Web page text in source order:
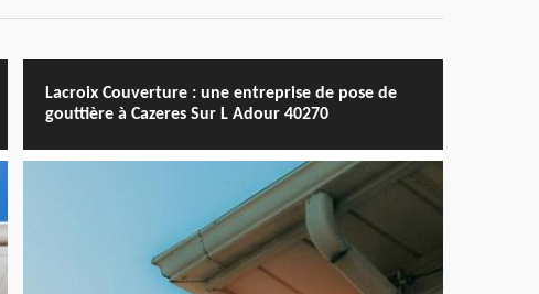
Lacroix Couverture : une entreprise de pose de
gouttière à Cazeres Sur L Adour 40270